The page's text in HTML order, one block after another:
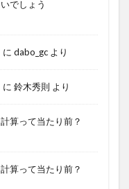
でしょう
に dabo_gc より
に 鈴木秀則 より
算って当たり前？
算って当たり前？